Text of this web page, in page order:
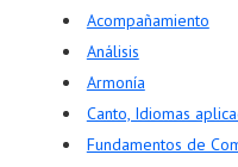
Acompañamiento
Análisis
Armonía
Canto, Idiomas
Fundamentos de